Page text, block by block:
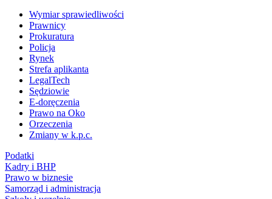
Wymiar sprawiedliwości
Prawnicy
Prokuratura
Policja
Rynek
Strefa aplikanta
LegalTech
Sędziowie
E-doręczenia
Prawo na Oko
Orzeczenia
Zmiany w k.p.c.
Podatki
Kadry i BHP
Prawo w biznesie
Samorząd i administracja